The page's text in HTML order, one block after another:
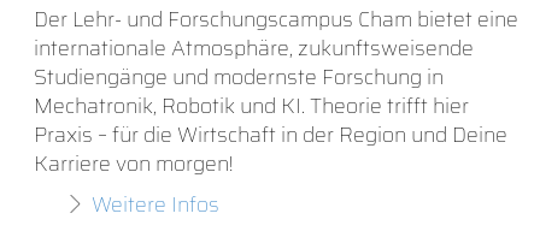
Der Lehr- und Forschungscampus Cham bietet eine
internationale Atmosphäre, zukunftsweisende
Studiengänge und modernste Forschung in
Mechatronik, Robotik und KI. Theorie trifft hier
Praxis – für die Wirtschaft in der Region und Deine
Karriere von morgen!
Weitere Infos